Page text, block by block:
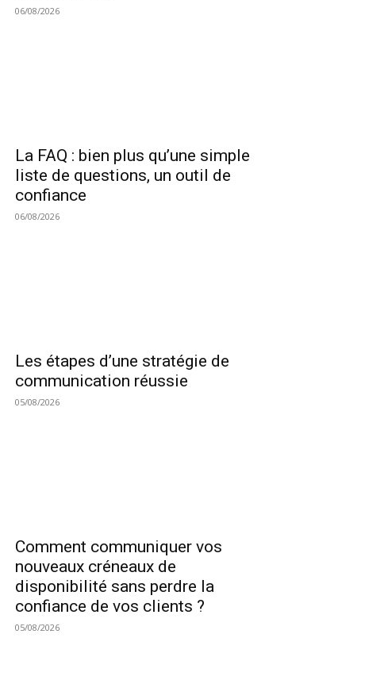
06/08/2026
La FAQ : bien plus qu’une simple
liste de questions, un outil de
confiance
06/08/2026
Les étapes d’une stratégie de
communication réussie
05/08/2026
Comment communiquer vos
nouveaux créneaux de
disponibilité sans perdre la
confiance de vos clients ?
05/08/2026